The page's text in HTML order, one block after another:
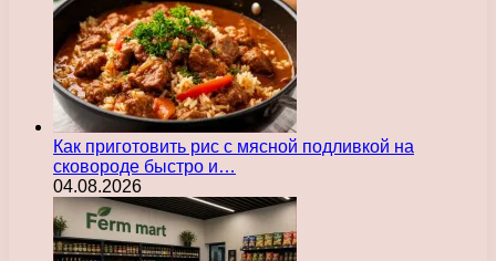
Как приготовить рис с мясной подливкой на
сковороде быстро и…
04.08.2026